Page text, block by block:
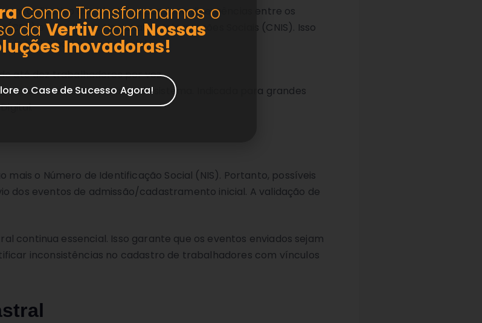
aplicativo que identifica possíveis divergências entre os
e o Cadastro Nacional de Informações Sociais (CNIS). Isso
de trabalhadores no eSocial.
até dez trabalhadores por vez.
conforme o leiaute do sistema. Indicada para grandes
o Número de Identificação Social (NIS). Portanto, possíveis
dos eventos de admissão/cadastramento inicial. A validação de
continua essencial. Isso garante que os eventos enviados sejam
inconsistências no cadastro de trabalhadores com vínculos
Como Transformamos o
da Vertivcom Nossas
Inovadoras!
o Case de Sucesso Agora!